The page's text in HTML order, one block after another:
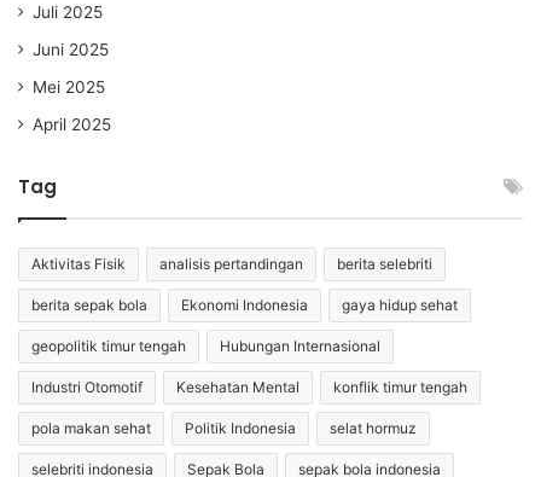
Juli 2025
Juni 2025
Mei 2025
April 2025
Tag
Aktivitas Fisik analisis pertandingan berita selebriti
berita sepak bola Ekonomi Indonesia gaya hidup sehat
geopolitik timur tengah Hubungan Internasional
Industri Otomotif Kesehatan Mental konflik timur tengah
pola makan sehat Politik Indonesia selat hormuz
selebriti indonesia Sepak Bola sepak bola indonesia